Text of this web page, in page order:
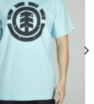
lista
de
deseos